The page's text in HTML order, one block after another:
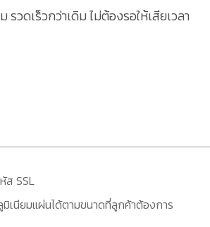
รวดเร็วกว่าเดิม ไม่ต้องรอให้เสียเวลา
ส SSL
เนียมแผ่นได้ตามขนาดที่ลูกค้าต้องการ